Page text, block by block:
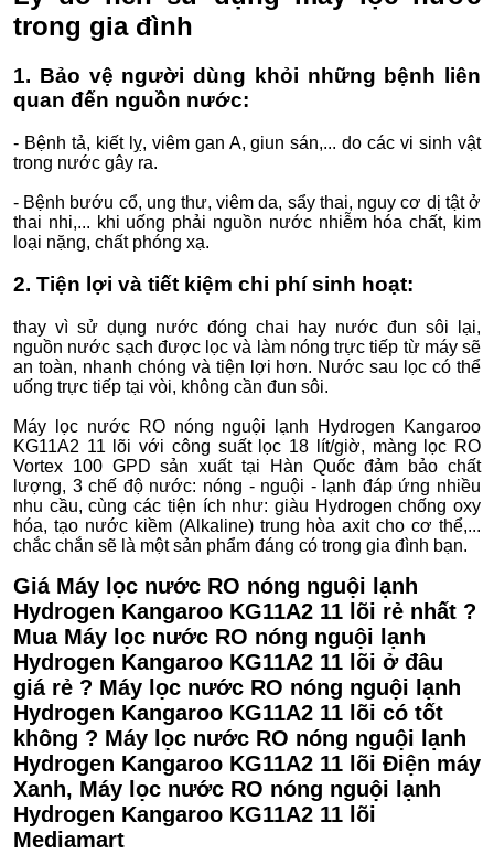
trong gia đình
1. Bảo vệ người dùng khỏi những bệnh liên
quan đến nguồn nước:
- Bệnh tả, kiết lỵ, viêm gan A, giun sán,... do các vi sinh vật
trong nước gây ra.
- Bệnh bướu cổ, ung thư, viêm da, sẩy thai, nguy cơ dị tật ở
thai nhi,... khi uống phải nguồn nước nhiễm hóa chất, kim
loại nặng, chất phóng xạ.
2. Tiện lợi và tiết kiệm chi phí sinh hoạt:
thay vì sử dụng nước đóng chai hay nước đun sôi lại,
nguồn nước sạch được lọc và làm nóng trực tiếp từ máy sẽ
an toàn, nhanh chóng và tiện lợi hơn. Nước sau lọc có thể
uống trực tiếp tại vòi, không cần đun sôi.
Máy lọc nước RO nóng nguội lạnh Hydrogen Kangaroo
KG11A2 11 lõi với công suất lọc 18 lít/giờ, màng lọc RO
Vortex 100 GPD sản xuất tại Hàn Quốc đảm bảo chất
lượng, 3 chế độ nước: nóng - nguội - lạnh đáp ứng nhiều
nhu cầu, cùng các tiện ích như: giàu Hydrogen chống oxy
hóa, tạo nước kiềm (Alkaline) trung hòa axit cho cơ thể,...
chắc chắn sẽ là một sản phẩm đáng có trong gia đình bạn.
Giá Máy lọc nước RO nóng nguội lạnh
Hydrogen Kangaroo KG11A2 11 lõi rẻ nhất ?
Mua Máy lọc nước RO nóng nguội lạnh
Hydrogen Kangaroo KG11A2 11 lõi ở đâu
giá rẻ ? Máy lọc nước RO nóng nguội lạnh
Hydrogen Kangaroo KG11A2 11 lõi có tốt
không ? Máy lọc nước RO nóng nguội lạnh
Hydrogen Kangaroo KG11A2 11 lõi Điện máy
Xanh, Máy lọc nước RO nóng nguội lạnh
Hydrogen Kangaroo KG11A2 11 lõi
Mediamart